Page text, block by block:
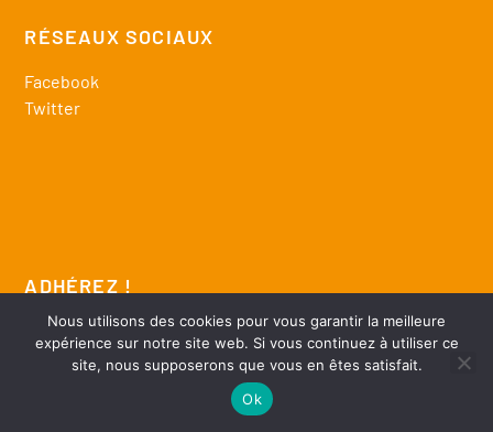
RÉSEAUX SOCIAUX
Facebook
Twitter
ADHÉREZ !
télécharger bulletin adhésion
Nous utilisons des cookies pour vous garantir la meilleure
expérience sur notre site web. Si vous continuez à utiliser ce
site, nous supposerons que vous en êtes satisfait.
Ok